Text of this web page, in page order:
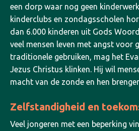
een dorp waar nog geen
kinderclubs en zondagsscholen
dan 6.000 kinderen uit Gods
veel mensen leven met angst voor
traditionele gebruiken, mag het
Jezus Christus klinken. Hij wil
macht van de zonde en hen
Zelfstandigheid en
Veel jongeren met een beperking